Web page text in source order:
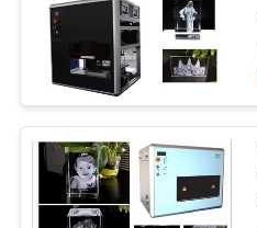
QUALITY
CONTROL
KONTAKTIEREN
SIE
UNS